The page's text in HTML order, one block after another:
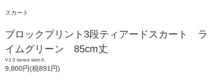
スカート
ブロックプリント3段ティアードスカート ラ
イムグリーン 85cm丈
VJ 3 tiered skirt A
9,800円(税891円)